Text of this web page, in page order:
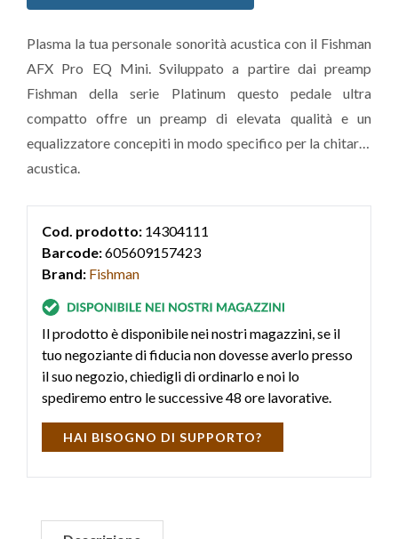
Plasma la tua personale sonorità acustica con il Fishman
AFX Pro EQ Mini. Sviluppato a partire dai preamp
Fishman della serie Platinum questo pedale ultra
compatto offre un preamp di elevata qualità e un
equalizzatore concepiti in modo specifico per la chitarra
acustica.
Cod. prodotto: 14304111
Barcode:605609157423
Brand: Fishman
Il prodotto è disponibile nei nostri magazzini, se il
tuo negoziante di fiducia non dovesse averlo presso
il suo negozio, chiedigli di ordinarlo e noi lo
spediremo entro le successive 48 ore lavorative.
HAI BISOGNO DI SUPPORTO?